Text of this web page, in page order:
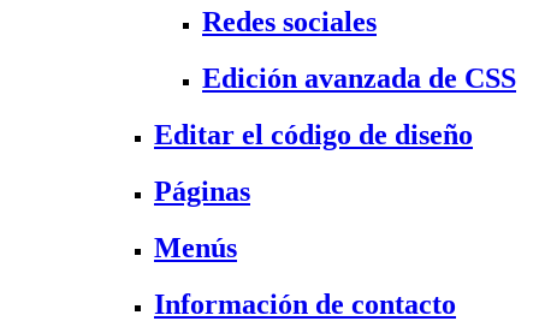
Redes sociales
Edición avanzada de CSS
Editar el código de diseño
Páginas
Menús
Información de contacto